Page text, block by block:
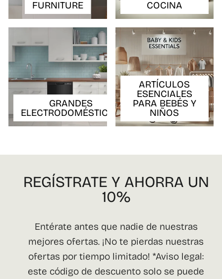
FURNITURE
COCINA
GRANDES
ELECTRODOMÉSTICOS
ARTÍCULOS
ESENCIALES
PARA BEBÉS Y
NIÑOS
REGÍSTRATE Y AHORRA UN
10%
Entérate antes que nadie de nuestras
mejores ofertas. ¡No te pierdas nuestras
ofertas por tiempo limitado! *Aviso legal:
este código de descuento solo se puede